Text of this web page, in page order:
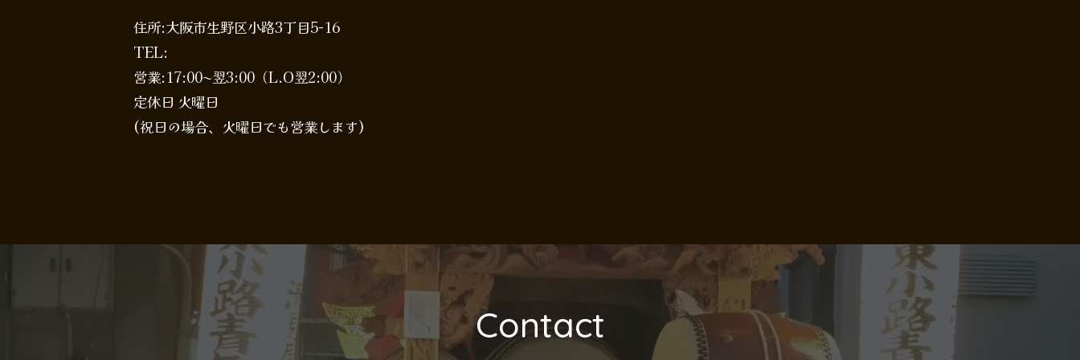
住所:大阪市生野区小路3丁目5-16
TEL:
営業:17:00〜翌3:00（L.O翌2:00）
定休日 火曜日
(祝日の場合、火曜日でも営業します)
Contact